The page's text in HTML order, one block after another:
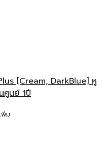
[Cream, DarkBlue] หู
ศูนย์ 1ปี
พิ่ม